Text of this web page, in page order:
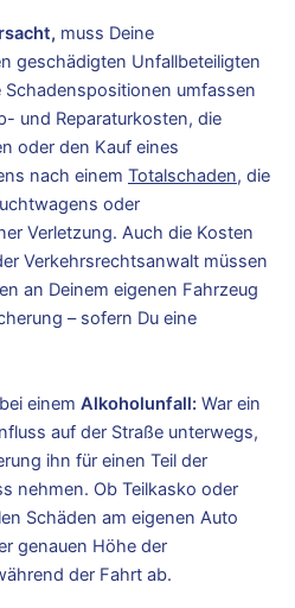
muss Deine
geschädigten Unfallbeteiligten
Schadenspositionen umfassen
und Reparaturkosten, die
oder den Kauf eines
nach einem Totalschaden, die
oder
Verletzung. Auch die Kosten
Verkehrsrechtsanwalt müssen
an Deinem eigenen Fahrzeug
– sofern Du eine
einem Alkoholunfall: War ein
auf der Straße unterwegs,
ihn für einen Teil der
nehmen. Ob Teilkasko oder
Schäden am eigenen Auto
genauen Höhe der
der Fahrt ab.